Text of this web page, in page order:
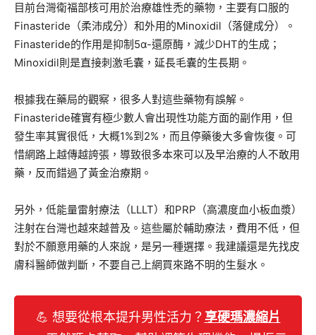
目前台灣衛福部核可用於治療雄性禿的藥物，主要有口服的
Finasteride（柔沛成分）和外用的Minoxidil（落健成分）。
Finasteride的作用是抑制5α-還原酶，減少DHT的生成；
Minoxidil則是直接刺激毛囊，延長毛囊的生長期。
根據我在藥局的觀察，很多人對這些藥物有誤解。
Finasteride確實有極少數人會出現性功能方面的副作用，但
發生率其實很低，大概1%到2%，而且停藥後大多會恢復。可
惜網路上越傳越誇張，導致很多本來可以及早治療的人不敢用
藥，反而錯過了黃金治療期。
另外，低能量雷射療法（LLLT）和PRP（高濃度血小板血漿）
注射在台灣也越來越普及。這些屬於輔助療法，費用不低，但
對於不願意用藥的人來說，是另一種選擇。我建議還是先找皮
膚科醫師做判斷，不要自己上網買來路不明的生髮水。
💪 想要從根本提升男性活力？ 享硬瑪濃縮片